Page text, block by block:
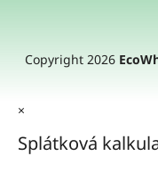
Copyright 2026
×
Splátková